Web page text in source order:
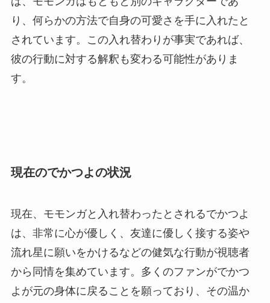
り、何らかの方法で自身の可愛さを手に入れたと
されています。この入れ替わりが事実であれば、
彼の行動に対する解釈も変わる可能性がありま
す。
現在のでかつよの状況
現在、モモンガと入れ替わったとされるでかつよ
は、非常に心が優しく、友達に優しく接する姿や
流れ星に願いをかけるなどの健気な行動が視聴者
から同情を集めています。多くのファンがでかつ
よが元の身体に戻ることを願っており、その温か